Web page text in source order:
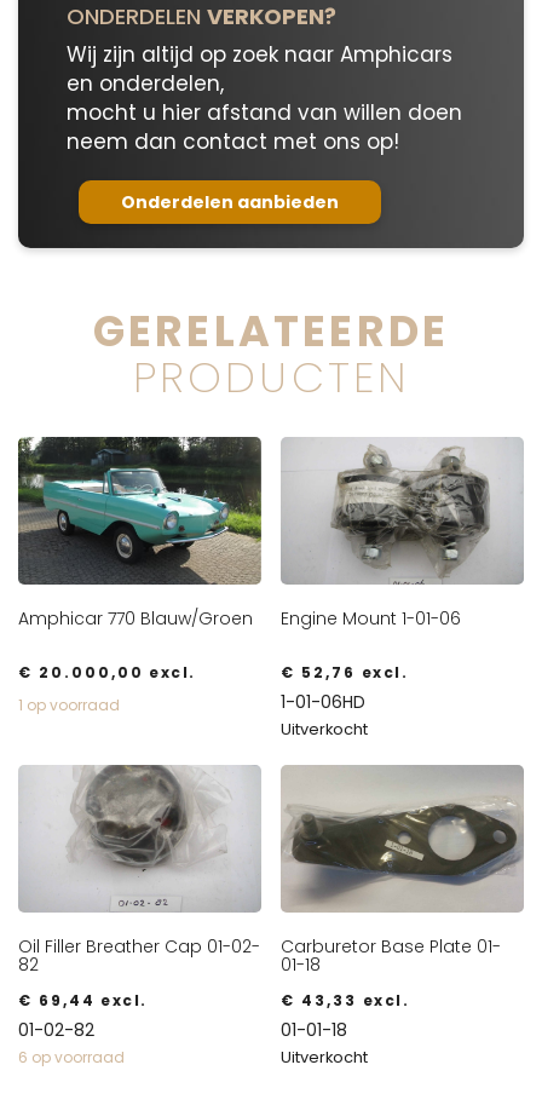
ONDERDELEN VERKOPEN?
Wij zijn altijd op zoek naar Amphicars
en onderdelen,
mocht u hier afstand van willen doen
neem dan contact met ons op!
Onderdelen aanbieden
GERELATEERDE
PRODUCTEN
Amphicar 770 Blauw/Groen
€ 20.000,00 excl.
1 op voorraad
Engine Mount 1-01-06
€ 52,76 excl.
1-01-06HD
Uitverkocht
Oil Filler Breather Cap 01-02-
82
€ 69,44 excl.
01-02-82
6 op voorraad
Carburetor Base Plate 01-
01-18
€ 43,33 excl.
01-01-18
Uitverkocht